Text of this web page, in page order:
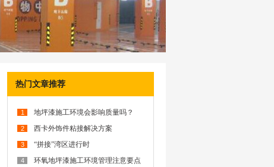
热门文章推荐
1 地坪漆施工环境会影响质量吗？
2 西卡外饰件粘接解决方案
3 “拼接”湾区进行时
4 环氧地坪漆施工环境管理注意要点